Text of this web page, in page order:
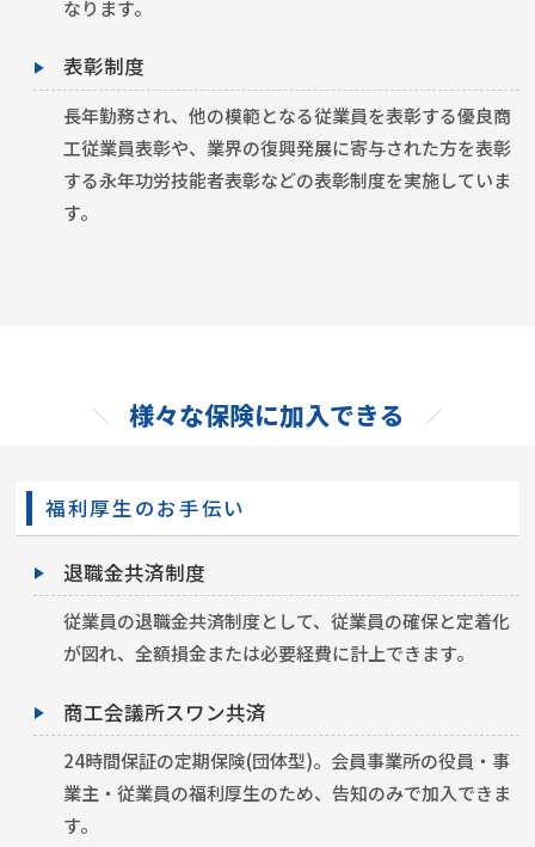
なります。
表彰制度
長年勤務され、他の模範となる従業員を表彰する優良商
工従業員表彰や、業界の復興発展に寄与された方を表彰
する永年功労技能者表彰などの表彰制度を実施していま
す。
様々な保険に加入できる
福利厚生のお手伝い
退職金共済制度
従業員の退職金共済制度として、従業員の確保と定着化
が図れ、全額損金または必要経費に計上できます。
商工会議所スワン共済
24時間保証の定期保険(団体型)。会員事業所の役員・事
業主・従業員の福利厚生のため、告知のみで加入できま
す。